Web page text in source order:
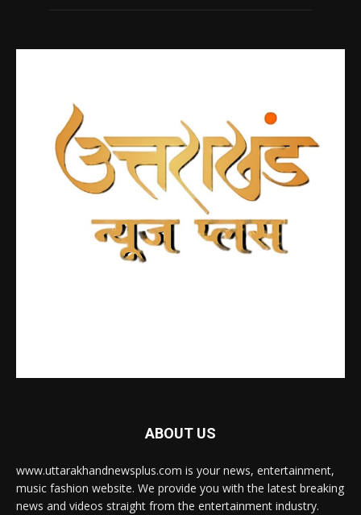
ABOUT US
www.uttarakhandnewsplus.com is your news, entertainment,
music fashion website. We provide you with the latest breaking
news and videos straight from the entertainment industry.